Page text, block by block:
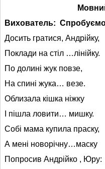
Вихователь:
Досить гратися, Андрійку,
Поклади на стіл …лінійку.
По долині жук
На спині
Облизала
І пішла
Собі мама
А мені
Попросив